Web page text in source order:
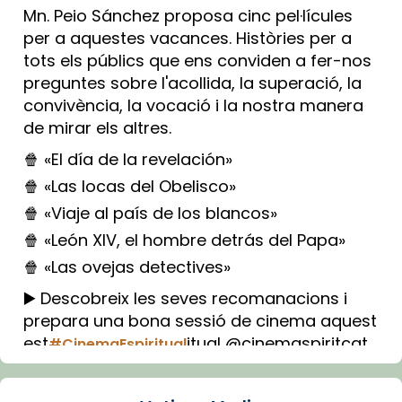
Mn. Peio Sánchez proposa cinc pel·lícules
per a aquestes vacances. Històries per a
tots els públics que ens conviden a fer-nos
preguntes sobre l'acollida, la superació, la
convivència, la vocació i la nostra manera
de mirar els altres.
🍿 «El día de la revelación»
🍿 «Las locas del Obelisco»
🍿 «Viaje al país de los blancos»
🍿 «León XIV, el hombre detrás del Papa»
🍿 «Las ovejas detectives»
▶️ Descobreix les seves recomanacions i
prepara una bona sessió de cinema aquest
est#CinemaEspiritualitual @cinemaspiritcat
Imatge: Generada amb IA (OpenAI)